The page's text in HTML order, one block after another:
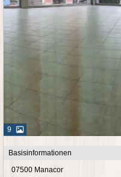
9
Basisinformationen
07500 Manacor